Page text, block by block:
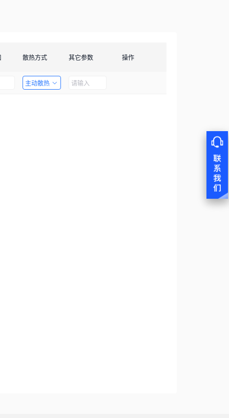
散热方式 其它参数 操作
主动散热